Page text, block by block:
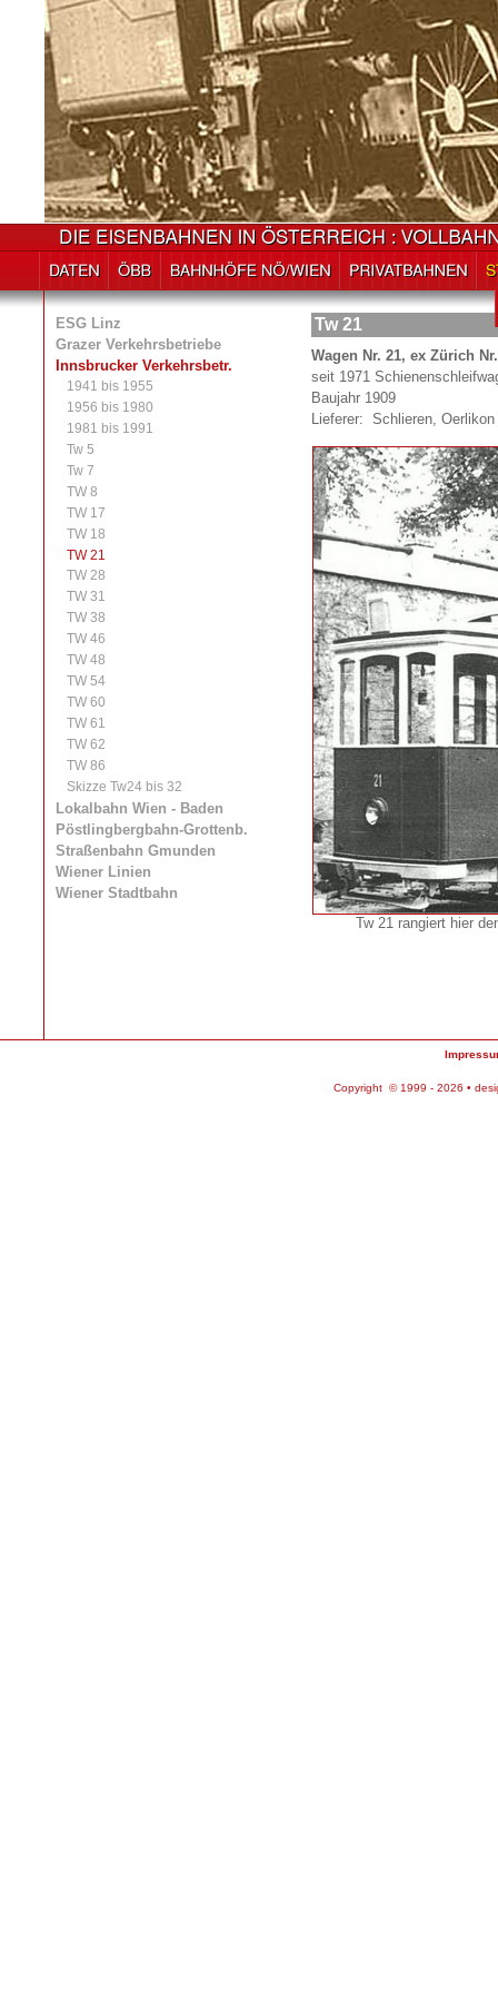
ESG Linz
Grazer Verkehrsbetriebe
Innsbrucker Verkehrsbetr.
1941 bis 1955
1956 bis 1980
1981 bis 1991
Tw 5
Tw 7
TW 8
TW 17
TW 18
TW 21
TW 28
TW 31
TW 38
TW 46
TW 48
TW 54
TW 60
TW 61
TW 62
TW 86
Skizze Tw24 bis 32
Lokalbahn Wien - Baden
Pöstlingbergbahn-Grottenb.
Straßenbahn Gmunden
Wiener Linien
Wiener Stadtbahn
Tw 21
Wagen Nr. 21, ex Zürich
seit 1971
Baujahr 1909
Lieferer: Schlieren, Oerlikon
Tw 21 rangiert hier
Copyright © 1999 - 2026 •